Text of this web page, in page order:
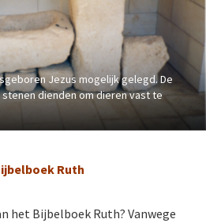
Jezus mogelijk gelegd. De
dienden om dieren vast te
Ruth
het Bijbelboek Ruth? Vanwege